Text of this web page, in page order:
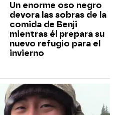
Un enorme oso negro
devora las sobras de la
comida de Benji
mientras él prepara su
nuevo refugio para el
invierno